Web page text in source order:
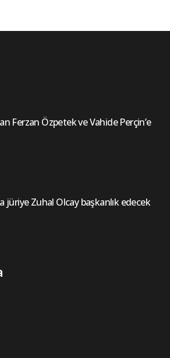
Ferzan Özpetek ve Vahide Perçin’e
jüriye Zuhal Olcay başkanlık edecek